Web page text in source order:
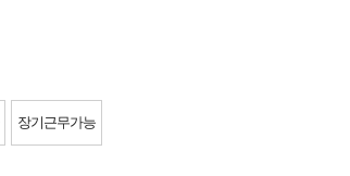
장기근무가능